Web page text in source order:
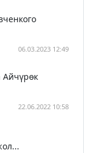
06.03.2023 12:49
22.06.2022 10:58